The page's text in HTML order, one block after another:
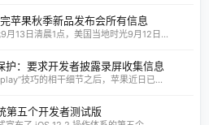
苹果秋季新品发布会所有信息
月13日清晨1点，美国当地时光9月12日...
：要求开发者披露录屏收集信息
技巧的相干细节之后，苹果近日已...
第五个开发者测试版